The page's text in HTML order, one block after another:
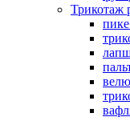
Трикотаж
пике